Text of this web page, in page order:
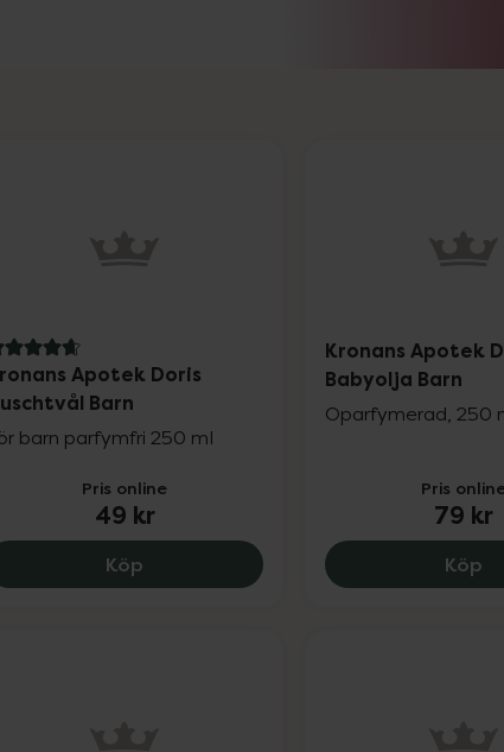
av 5 i omdöme
Apotek Doris
Barn
barn parfymfri 250 ml
Pris online
49 kr
Köp Kronans Apotek Doris Duschtvål
Kronans Apotek
Babyolja Barn
Oparfymerad, 250
Pris
79 kr
Köp